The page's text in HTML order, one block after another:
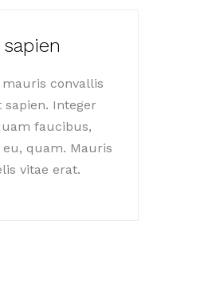
convallis
Integer
faucibus,
quam. Mauris
vitae erat.